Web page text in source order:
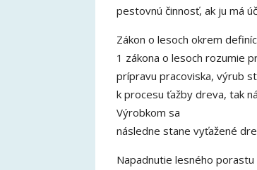
pestovnú činnosť, ak ju má
Zákon o lesoch okrem
1 zákona o lesoch rozumie
prípravu pracoviska, výrub
k procesu ťažby dreva, tak
Výrobkom sa
následne stane vyťažené
Napadnutie lesného